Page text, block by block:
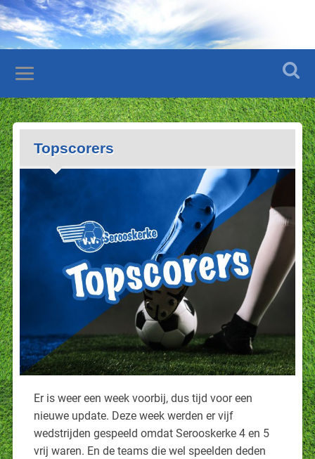
Topscorers
Er is weer een week voorbij, dus tijd voor een
nieuwe update. Deze week werden er vijf
wedstrijden gespeeld omdat Serooskerke 4 en 5
vrij waren. En de teams die wel speelden deden